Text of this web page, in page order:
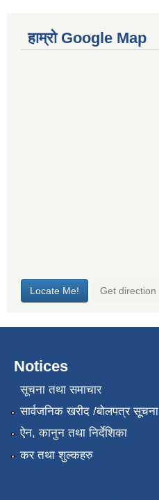
हाम्रो Google Map
Notices
सूचना तथा समाचार
सार्वजनिक खरीद /बोलपत्र सूचना
ऐन, कानुन तथा निर्देशिका
कर तथा शुल्कहरु